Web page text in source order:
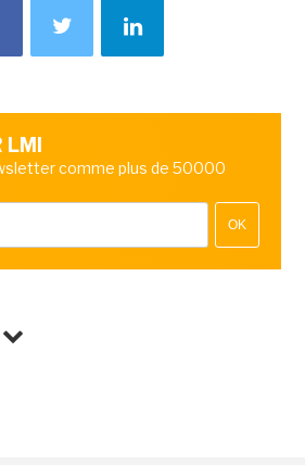
comme plus de 50000
OK